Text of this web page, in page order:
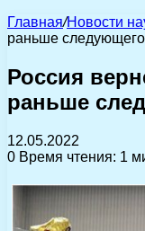
Главная/Новости
раньше следующего
Россия
раньше
12.05.2022
0 Время чтения: 1